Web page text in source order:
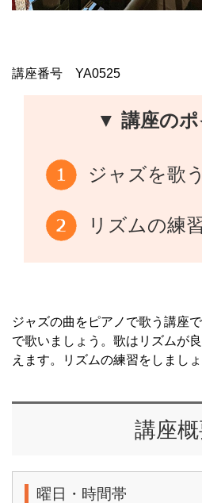
講座番号 YA0525
▼ 講座のポ
ジャズを歌う
リズムの練
ジャズの曲をピアノで歌う講座
で歌いましょう。歌はリズムが
えます。リズムの練習をしましょ
講座
曜日・時間帯